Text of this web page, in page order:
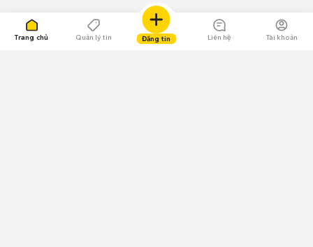
Trang chủ Quản lý tin Đăng tin Liên hệ Tài khoản